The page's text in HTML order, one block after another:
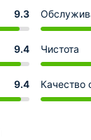
9.3
9.4 Чистота
9.4 Качество